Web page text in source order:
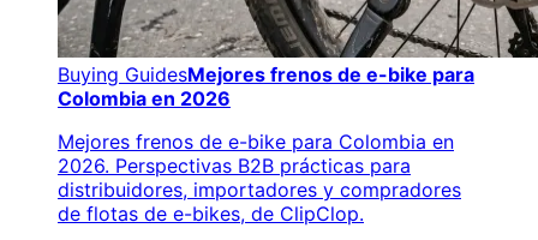
Buying GuidesMejores frenos de e-bike para
Colombia en 2026
Mejores frenos de e-bike para Colombia en
2026. Perspectivas B2B prácticas para
distribuidores, importadores y compradores
de flotas de e-bikes, de ClipClop.